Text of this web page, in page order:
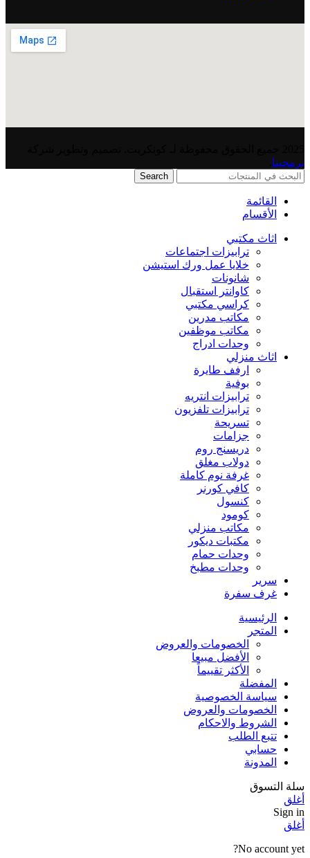
برمجينا
Search
القائمة
الأقسام
اثاث مكتبي
ترابيزات اجتماعات
خلايا عمل ورك استيشن
شانونات
كاوانتر استقبال
كراسي مكتبي
مكاتب مدرين
مكاتب موظفين
وحدات ادراج
اثاث منزلي
ارفف طايرة
بوفية
ترابيزات انتريه
ترابيزات تلفزيون
تسريحة
جزامات
دريسنج روم
دولاب مغلق
غرفة نوم كاملة
كافي كورنر
كنسول
كومود
مكاتب منزلي
مكتبات ديكور
وحدات حمام
وحدات مطبخ
سرير
غرف سفرة
الرئيسية
المتجر
الخصومات والعروض
الأفضل مبيعا
الأكثر تقييماً
المفضلة
سياسة الخصوصية
الخصومات والعروض
الشروط والاحكام
تتبع الطلب
حسابي
المدونة
سلة التسوق
أغلق
Sign in
أغلق
No account yet?